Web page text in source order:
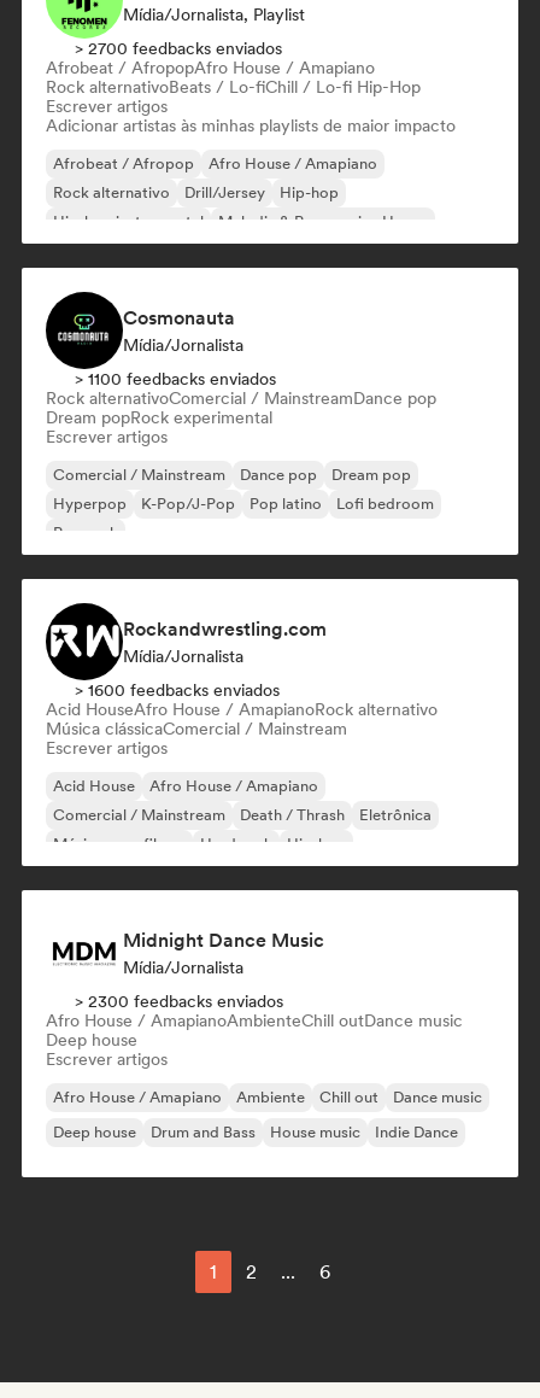
Mídia/Jornalista, Playlist
> 2700 feedbacks enviados
Afrobeat / AfropopAfro House / Amapiano
Rock alternativoBeats / Lo-fiChill / Lo-fi Hip-Hop
Escrever artigos
Adicionar artistas às minhas playlists de maior impacto
Afrobeat / Afropop
Afro House / Amapiano
Rock alternativo
Drill/Jersey
Hip-hop
Hip-hop instrumental
Melodic & Progressive House
Cosmonauta
Mídia/Jornalista
> 1100 feedbacks enviados
Rock alternativoComercial / MainstreamDance pop
Dream popRock experimental
Escrever artigos
Comercial / Mainstream Dance pop
Dream pop
Hyperpop
K-Pop/J-Pop Pop latino
Lofi bedroom
Pop rock
Rockandwrestling.com
Mídia/Jornalista
> 1600 feedbacks enviados
Acid HouseAfro House / AmapianoRock alternativo
Música clássicaComercial / Mainstream
Escrever artigos
Acid House
Afro House / Amapiano
Comercial / Mainstream
Death / Thrash
Eletrônica
Música para filmes
Hard rock Hip-hop
Midnight Dance Music
Mídia/Jornalista
> 2300 feedbacks enviados
Afro House / AmapianoAmbienteChill outDance music
Deep house
Escrever artigos
Afro House / Amapiano Ambiente Chill out
Dance music
Deep house
Drum and Bass House music Indie Dance
1 2 ... 6